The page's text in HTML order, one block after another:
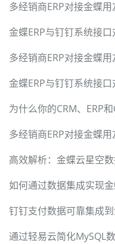
金蝶ERP与钉钉系统接口
金蝶ERP与钉钉系统接口
为什么你的CRM、ERP和
高效解析：金蝶云星空
如何通过数据集成实现
钉钉支付数据可靠集成
通过轻易云简化MySQL